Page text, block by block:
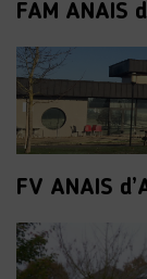
FAM ANAIS
FV ANAIS